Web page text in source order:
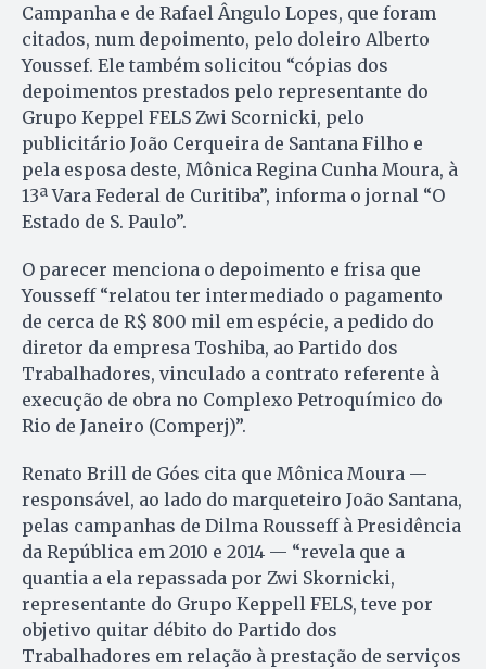
Campanha e de Rafael Ângulo Lopes, que foram
citados, num depoimento, pelo doleiro Alberto
Youssef. Ele também solicitou “cópias dos
depoimentos prestados pelo representante do
Grupo Keppel FELS Zwi Scornicki, pelo
publicitário João Cerqueira de Santana Filho e
pela esposa deste, Mônica Regina Cunha Moura, à
13ª Vara Federal de Curitiba”, informa o jornal “O
Estado de S. Paulo”.
O parecer menciona o depoimento e frisa que
Yousseff “relatou ter intermediado o pagamento
de cerca de R$ 800 mil em espécie, a pedido do
diretor da empresa Toshiba, ao Partido dos
Trabalhadores, vinculado a contrato referente à
execução de obra no Complexo Petroquímico do
Rio de Janeiro (Comperj)”.
Renato Brill de Góes cita que Mônica Moura —
responsável, ao lado do marqueteiro João Santana,
pelas campanhas de Dilma Rousseff à Presidência
da República em 2010 e 2014 — “revela que a
quantia a ela repassada por Zwi Skornicki,
representante do Grupo Keppell FELS, teve por
objetivo quitar débito do Partido dos
Trabalhadores em relação à prestação de serviços